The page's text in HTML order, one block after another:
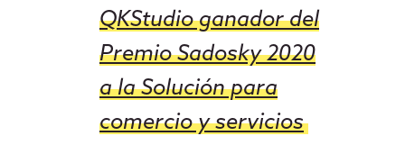
QKStudio ganador del
Premio Sadosky 2020
a la Solución para
comercio y servicios